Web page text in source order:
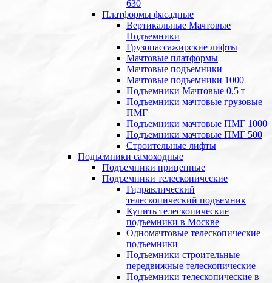
630
Платформы фасадные
Вертикальные Мачтовые
Подъемники
Грузопассажирские лифты
Мачтовые платформы
Мачтовые подъемники
Мачтовые подъемники 1000
Подъемники Мачтовые 0,5 т
Подъемники мачтовые грузовые
ПМГ
Подъемники мачтовые ПМГ 1000
Подъемники мачтовые ПМГ 500
Строительные лифты
Подъёмники самоходные
Подъемники прицепные
Подъемники телескопические
Гидравлический
телескопический подъемник
Купить телескопические
подъемники в Москве
Одномачтовые телескопические
подъемники
Подъемники строительные
передвижные телескопические
Подъемники телескопические в